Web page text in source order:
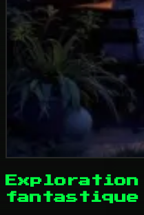
fantastique